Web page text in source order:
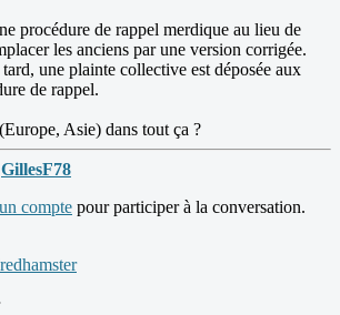
procédure de rappel merdique au lieu de
les anciens par une version corrigée.
une plainte collective est déposée aux
de rappel.
Asie) dans tout ça ?
GillesF78
compte pour participer à la conversation.